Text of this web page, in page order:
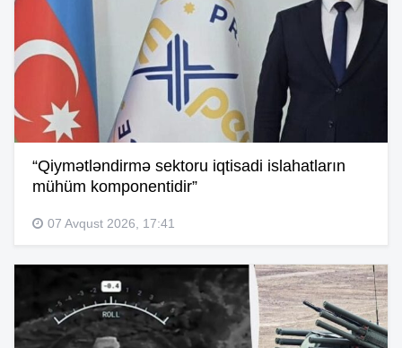
“Qiymətləndirmə sektoru iqtisadi islahatların
mühüm komponentidir”
07 Avqust 2026, 17:41